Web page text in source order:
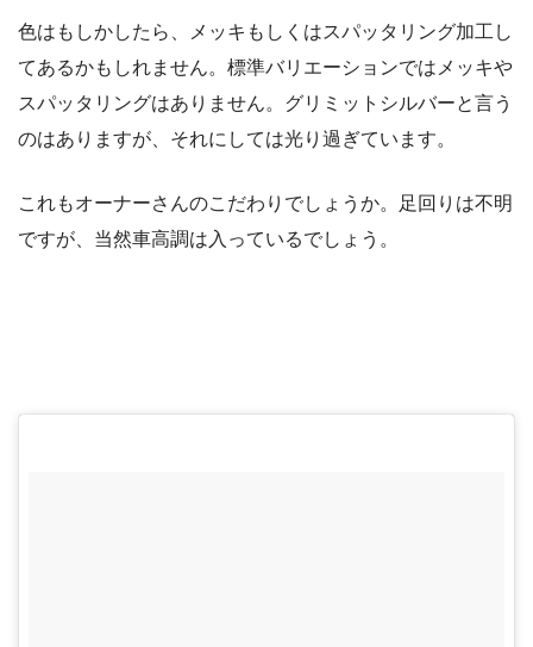
色はもしかしたら、メッキもしくはスパッタリング加工し
てあるかもしれません。標準バリエーションではメッキや
スパッタリングはありません。グリミットシルバーと言う
のはありますが、それにしては光り過ぎています。
これもオーナーさんのこだわりでしょうか。足回りは不明
ですが、当然車高調は入っているでしょう。